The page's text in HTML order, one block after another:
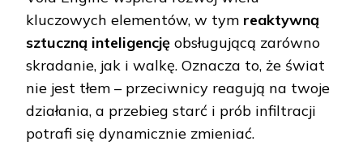
kluczowych elementów, w tym reaktywną
sztuczną inteligencję obsługującą zarówno
skradanie, jak i walkę. Oznacza to, że świat
nie jest tłem – przeciwnicy reagują na twoje
działania, a przebieg starć i prób infiltracji
potrafi się dynamicznie zmieniać.